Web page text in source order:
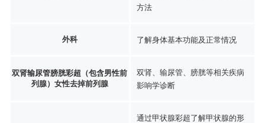
方法
外科 了解身体基本功能及正常情况
双肾输尿管膀胱彩超（包含男性前
列腺）女性去掉前列腺
双肾、输尿管、膀胱等相关疾病
影响学诊断
通过甲状腺彩超了解甲状腺的形